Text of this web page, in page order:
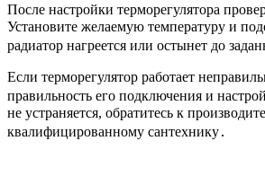
После настройки терморегулятора
Установите желаемую температуру и
радиатор нагреется или остынет до
Если терморегулятор работает
правильность его подключения и
не устраняется, обратитесь к
квалифицированному сантехнику․